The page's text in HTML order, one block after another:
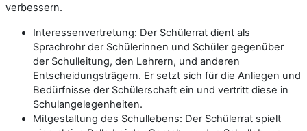
verbessern.
Interessenvertretung: Der Schülerrat dient als
Sprachrohr der Schülerinnen und Schüler gegenüber
der Schulleitung, den Lehrern, und anderen
Entscheidungsträgern. Er setzt sich für die Anliegen und
Bedürfnisse der Schülerschaft ein und vertritt diese in
Schulangelegenheiten.
Mitgestaltung des Schullebens: Der Schülerrat spielt